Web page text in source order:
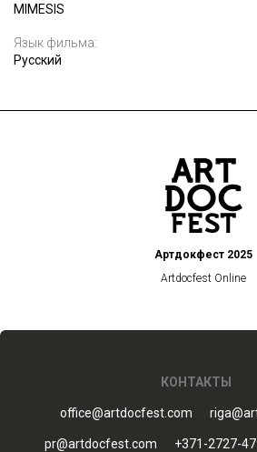
MIMESIS
Язык фильма:
Русский
Артдокфест 2025
Artdocfest Online
КОНТАКТЫ
office@artdocfest.com
pr@artdocfest.com +371-2727-